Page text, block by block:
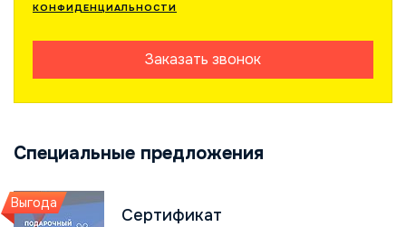
КОНФИДЕНЦИАЛЬНОСТИ
Заказать звонок
Специальные предложения
Выгода
Сертификат